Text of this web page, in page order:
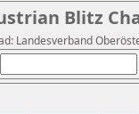
Blitz
Landesverband